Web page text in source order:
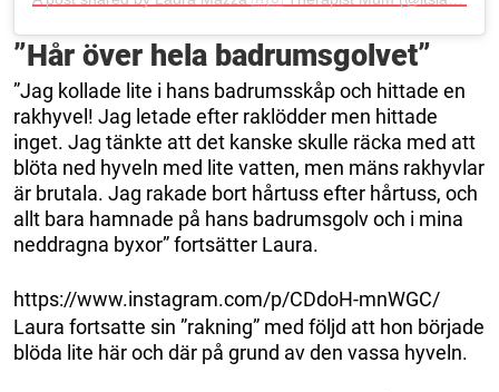
”Hår över hela badrumsgolvet”
”Jag kollade lite i hans badrumsskåp och hittade en
rakhyvel! Jag letade efter raklödder men hittade
inget. Jag tänkte att det kanske skulle räcka med att
blöta ned hyveln med lite vatten, men mäns rakhyvlar
är brutala. Jag rakade bort hårtuss efter hårtuss, och
allt bara hamnade på hans badrumsgolv och i mina
neddragna byxor” fortsätter Laura.
https://www.instagram.com/p/CDdoH-mnWGC/
Laura fortsatte sin ”rakning” med följd att hon började
blöda lite här och där på grund av den vassa hyveln.